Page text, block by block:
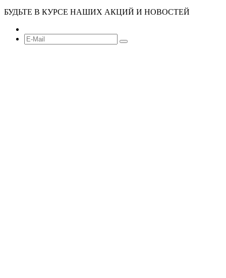
БУДЬТЕ В КУРСЕ НАШИХ АКЦИЙ И НОВОСТЕЙ